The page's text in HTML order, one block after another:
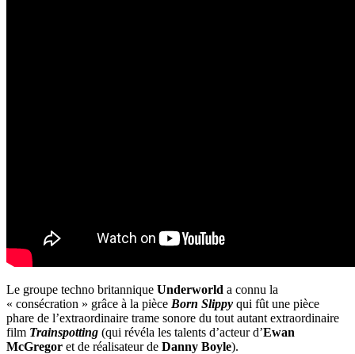
Le groupe techno britannique Underworld a connu la
« consécration » grâce à la pièce Born Slippy qui fût une pièce
phare de l’extraordinaire trame sonore du tout autant extraordinaire
film Trainspotting (qui révéla les talents d’acteur d’Ewan
McGregor et de réalisateur de Danny Boyle).